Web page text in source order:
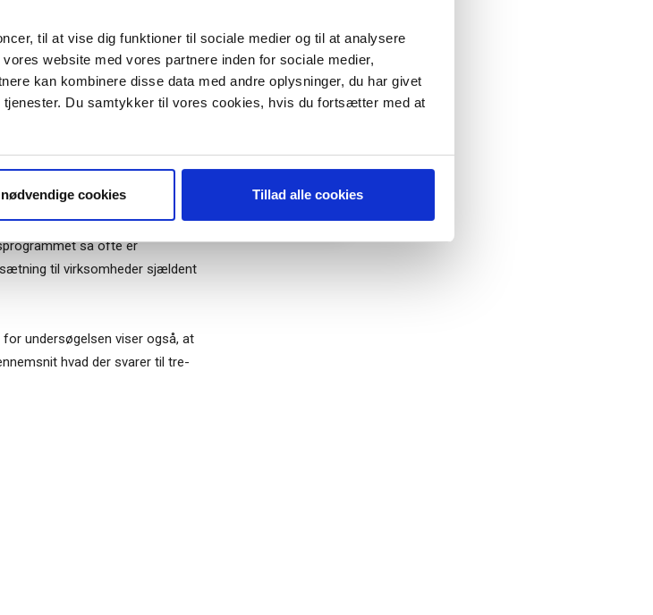
til at vise dig funktioner til sociale medier og til at analysere
website med vores partnere inden for sociale medier,
kan kombinere disse data med andre oplysninger, du har givet
Du samtykker til vores cookies, hvis du fortsætter med at
cookies Tillad alle cookies
regel kun være første skridt i
det kan tage flere år. I det
tilknyttes en mentor, som hen
vejen frem i de tilfælde,
introduktionsprogram –
medlemmerne i, hvad de
så ofte er
til virksomheder sjældent
undersøgelsen viser også, at
hvad der svarer til tre-